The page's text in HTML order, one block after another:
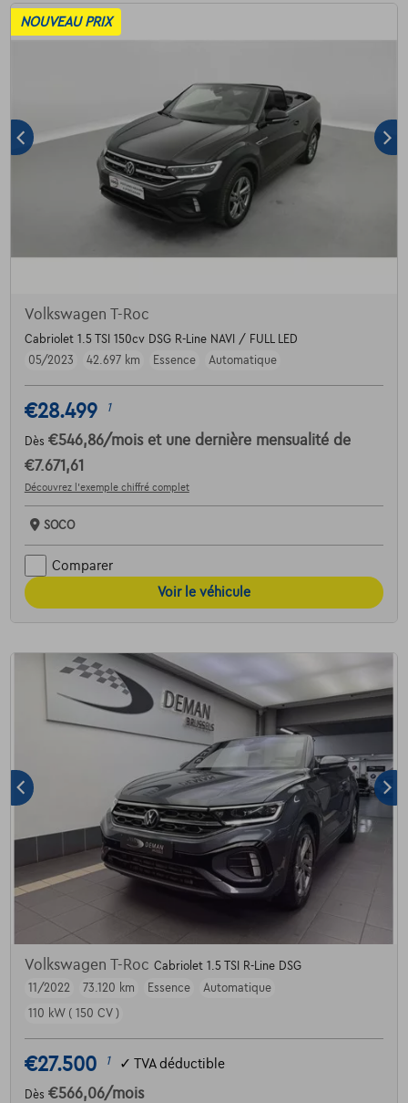
NOUVEAU PRIX
Volkswagen T-Roc
Cabriolet 1.5 TSI 150cv DSG R-Line NAVI / FULL LED
05/2023
42.697 km Essence Automatique
€28.499 1
Dès €546,86/mois et une dernière mensualité de
€7.671,61
Découvrez l’exemple chiffré complet
SOCO
Comparer
Voir le véhicule
Volkswagen T-Roc Cabriolet 1.5 TSI R-Line DSG
11/2022
73.120 km Essence
Automatique
110 kW ( 150 CV )
€27.500 1 ✓ TVA déductible
Dès €566,06/mois